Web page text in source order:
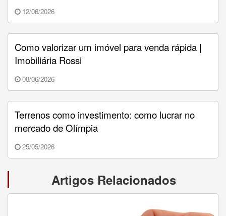
12/06/2026
Como valorizar um imóvel para venda rápida |
Imobiliária Rossi
08/06/2026
Terrenos como investimento: como lucrar no
mercado de Olímpia
25/05/2026
Artigos Relacionados